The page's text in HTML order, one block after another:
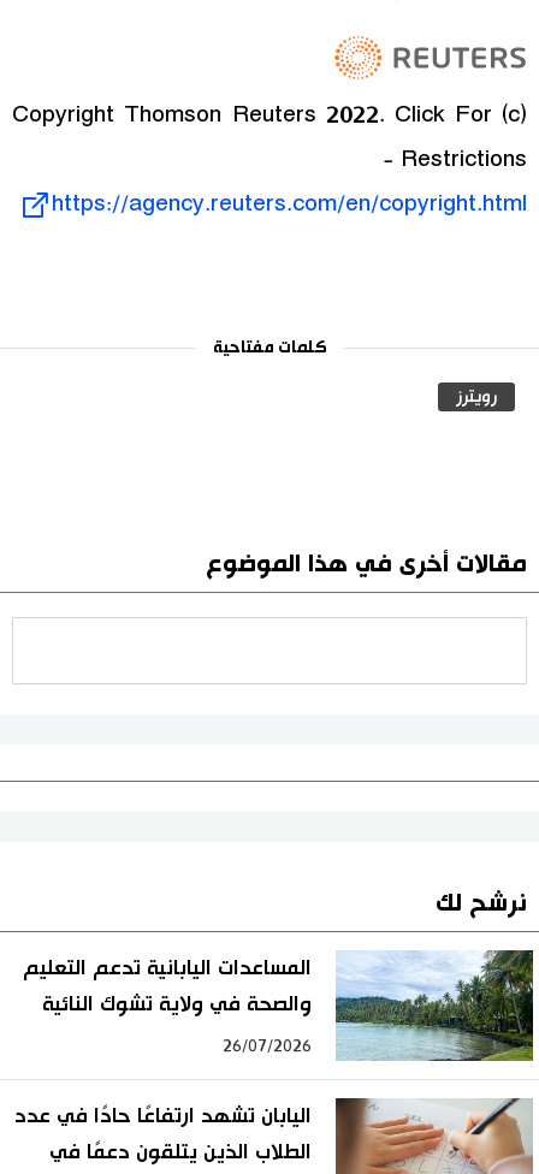
(c) Copyright Thomson Reuters 2022. Click For
Restrictions -
https://agency.reuters.com/en/copyright.html
كلمات مفتاحية
رويترز
مقالات أخرى في هذا الموضوع
نرشح لك
المساعدات اليابانية تدعم التعليم
والصحة في ولاية تشوك النائية
26/07/2026
اليابان تشهد ارتفاعًا حادًا في عدد
الطلاب الذين يتلقون دعمًا في